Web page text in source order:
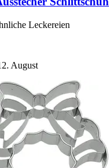
Leckereien
August